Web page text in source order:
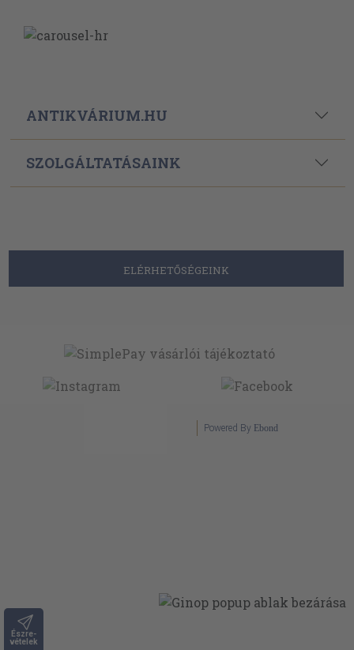
Észre-
vételek
ANTIKVÁRIUM.HU
SZOLGÁLTATÁSAINK
ELÉRHETŐSÉGEINK
Powered By Ebond